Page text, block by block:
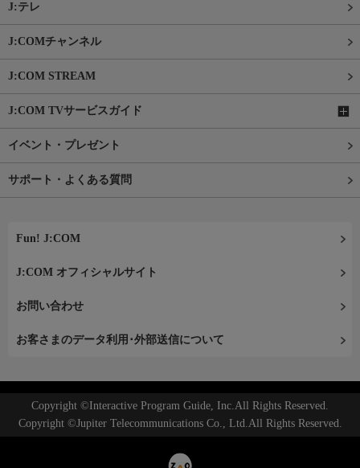
J:テレ
J:COMチャンネル
J:COM STREAM
J:COM TVサービスガイド
イベント・プレゼント
サポート・よくある質問
Fun! J:COM
J:COM オフィシャルサイト
お問い合わせ
お客さまのデータ利用･外部送信について
Copyright ©Interactive Program Guide, Inc.All Rights Reserved.
Copyright ©Jupiter Telecommunications Co., Ltd.All Rights Reserved.